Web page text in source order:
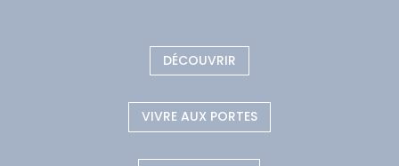
DÉCOUVRIR
VIVRE AUX PORTES